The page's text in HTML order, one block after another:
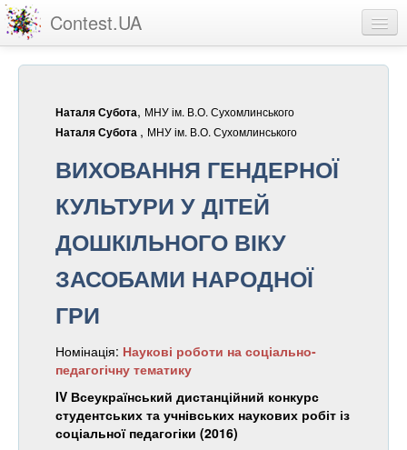
Contest.UA
Статистика
Про проект
реєстрація
Наталя Субота, МНУ ім. В.О. Сухомлинського
Наталя Субота , МНУ ім. В.О. Сухомлинського
ВИХОВАННЯ ГЕНДЕРНОЇ
КУЛЬТУРИ У ДІТЕЙ
ДОШКІЛЬНОГО ВІКУ
ЗАСОБАМИ НАРОДНОЇ
ГРИ
Номінація: Наукові роботи на соціально-
педагогічну тематику
IV Всеукраїнський дистанційний конкурс
студентських та учнівських наукових робіт із
соціальної педагогіки (2016)